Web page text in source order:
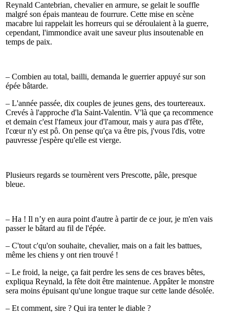
Reynald Cantebrian, chevalier en armure, se gelait le souffle
malgré son épais manteau de fourrure. Cette mise en scène
macabre lui rappelait les horreurs qui se déroulaient à la guerre,
cependant, l'immondice avait une saveur plus insoutenable en
temps de paix.
– Combien au total, bailli, demanda le guerrier appuyé sur son
épée bâtarde.
– L'année passée, dix couples de jeunes gens, des tourtereaux.
Crevés à l'approche d'la Saint-Valentin. V'là que ça recommence
et demain c'est l'fameux jour d'l'amour, mais y aura pas d'fête,
l'cœur n'y est pô. On pense qu'ça va être pis, j'vous l'dis, votre
pauvresse j'espère qu'elle est vierge.
Plusieurs regards se tournèrent vers Prescotte, pâle, presque
bleue.
– Ha ! Il n’y en aura point d'autre à partir de ce jour, je m'en vais
passer le bâtard au fil de l'épée.
– C'tout c'qu'on souhaite, chevalier, mais on a fait les battues,
même les chiens y ont rien trouvé !
– Le froid, la neige, ça fait perdre les sens de ces braves bêtes,
expliqua Reynald, la fête doit être maintenue. Appâter le monstre
sera moins épuisant qu'une longue traque sur cette lande désolée.
– Et comment, sire ? Qui ira tenter le diable ?